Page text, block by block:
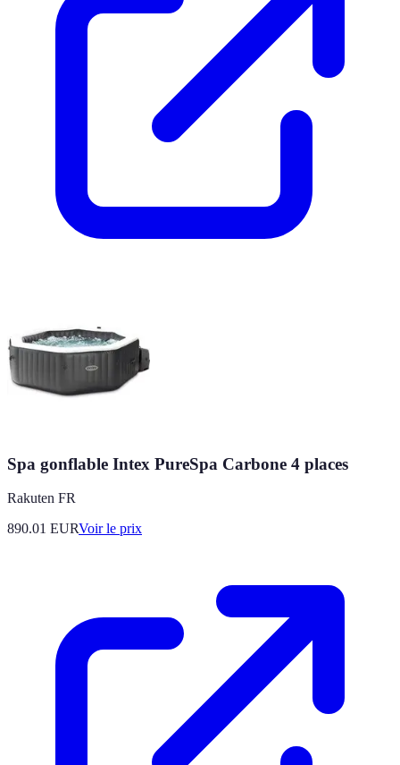
Spa gonflable Intex PureSpa Carbone 4 places
Rakuten FR
890.01 EURVoir le prix